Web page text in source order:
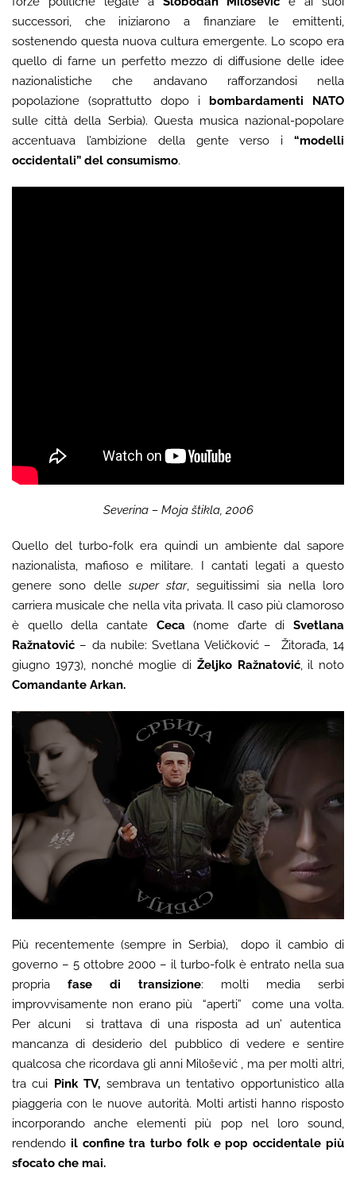
successori, che iniziarono a finanziare le emittenti,
sostenendo questa nuova cultura emergente. Lo scopo era
quello di farne un perfetto mezzo di diffusione delle idee
nazionalistiche che andavano rafforzandosi nella
popolazione (soprattutto dopo i
bombardamenti NATO
sulle città della Serbia). Questa musica nazional-popolare
accentuava l’ambizione della gente verso i “modelli
occidentali” del consumismo.
Severina – Moja štikla, 2006
Quello del turbo-folk era quindi un ambiente dal sapore
nazionalista, mafioso e militare. I cantati legati a questo
genere sono delle super star, seguitissimi sia nella loro
carriera musicale che nella vita privata. Il caso più clamoroso
è quello della cantate Ceca(nome d’arte di Svetlana
Ražnatović – da nubile: Svetlana Veličković – Žitorađa, 14
giugno 1973), nonché moglie di Željko Ražnatović, il noto
Comandante Arkan.
Più recentemente (sempre in Serbia), dopo il cambio di
governo – 5 ottobre 2000 – il turbo-folk è entrato nella sua
propria fase di transizione: molti media serbi
improvvisamente non erano più “aperti” come una volta.
Per alcuni si trattava di una risposta ad un’ autentica
mancanza di desiderio del pubblico di vedere e sentire
qualcosa che ricordava gli anni Milošević , ma per molti altri,
tra cui Pink TV, sembrava un tentativo opportunistico alla
piaggeria con le nuove autorità. Molti artisti hanno risposto
incorporando anche elementi più pop nel loro sound,
rendendo il confine tra turbo folk e pop occidentale più
sfocato che mai.